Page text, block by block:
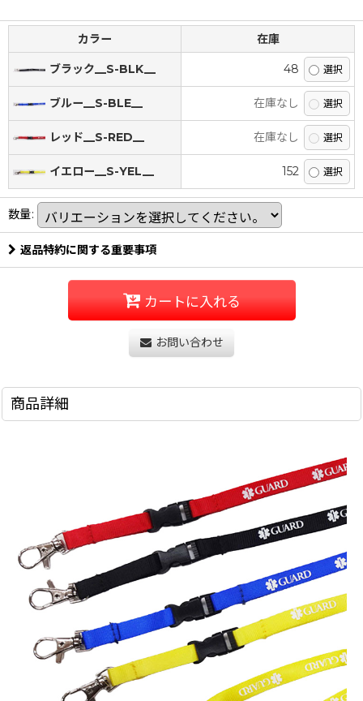
カラー 在庫
ブラック__S-BLK__ 48
ブルー__S-BLE__ 在庫なし
レッド__S-RED__ 在庫なし
イエロー__S-YEL__ 152
数量:
返品特約に関する重要事項
カートに入れる
お問い合わせ
商品詳細